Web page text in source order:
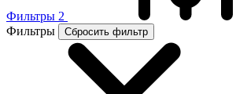
Фильтры 2
Фильтры
Сбросить фильтр